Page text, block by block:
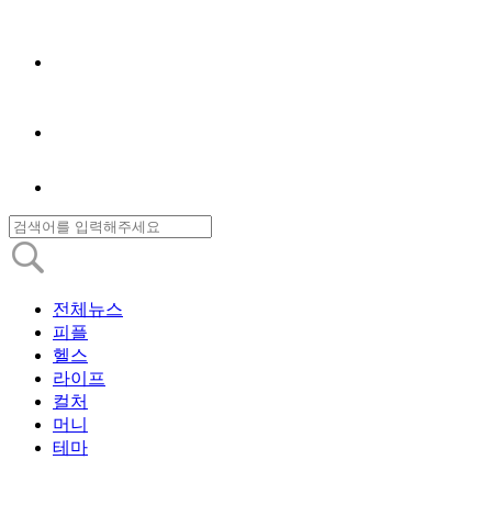
전체뉴스
피플
헬스
라이프
컬처
머니
테마